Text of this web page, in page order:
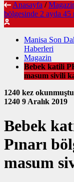
Anasayfa /
bölgesinde 2 ayda
Manisa Son
Haberleri
Magazin
Bebek katili
masum sivili
1240 kez
1240 9 Aralık 2019
Bebek
Pınarı
masum